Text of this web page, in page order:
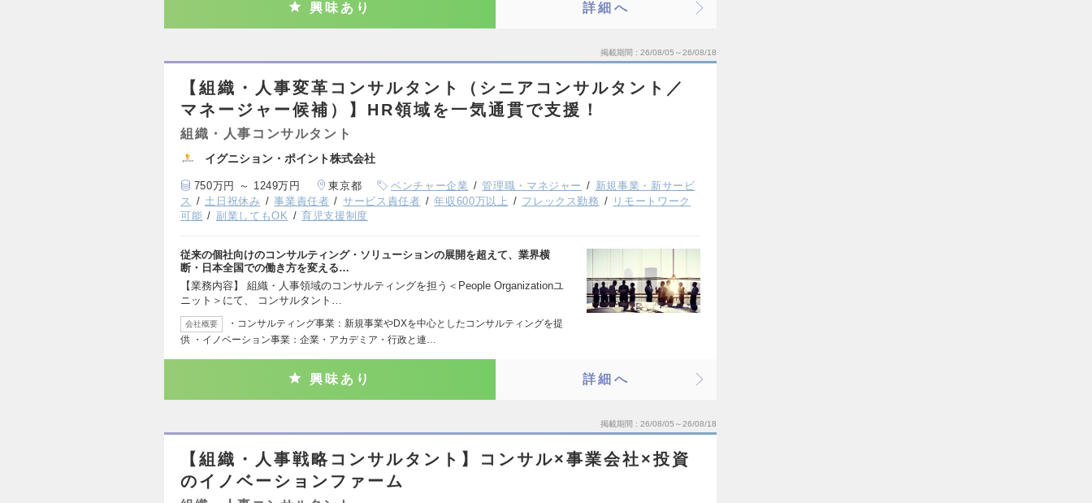
興味あり 詳細へ
掲載期間 26/08/05～26/08/18
【組織・人事変革コンサルタント（シニアコンサルタント／
マネージャー候補）】HR領域を一気通貫で支援！
組織・人事コンサルタント
イグニション・ポイント株式会社
750万円 ～ 1249万円 東京都 ベンチャー企業 管理職・マネジャー
新規事業・新サービ
ス
土日祝休み 事業責任者 サービス責任者 年収600万以上 フレックス勤務
リモートワーク
可能
副業してもOK 育児支援制度
従来の個社向けのコンサルティング・ソリューションの展開を超えて、業界横
断・日本全国での働き方を変える…
【業務内容】 組織・人事領域のコンサルティングを担う＜People Organizationユ
ニット＞にて、 コンサルタント…
会社概要
・コンサルティング事業：新規事業やDXを中心としたコンサルティングを提
供 ・イノベーション事業：企業・アカデミア・行政と連…
興味あり 詳細へ
掲載期間 26/08/05～26/08/18
【組織・人事戦略コンサルタント】コンサル×事業会社×投資
のイノベーションファーム